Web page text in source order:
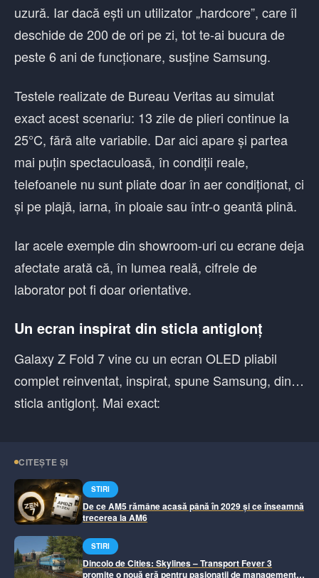
uzură. Iar dacă ești un utilizator „hardcore”, care îl
deschide de 200 de ori pe zi, tot te-ai bucura de
peste 6 ani de funcționare, susține Samsung.
Testele realizate de Bureau Veritas au simulat
exact acest scenariu: 13 zile de plieri continue la
25°C, fără alte variabile. Dar aici apare și partea
mai puțin spectaculoasă, în condiții reale,
telefoanele nu sunt pliate doar în aer condiționat, ci
și pe plajă, iarna, în ploaie sau într-o geantă plină.
Iar acele exemple din showroom-uri cu ecrane deja
afectate arată că, în lumea reală, cifrele de
laborator pot fi doar orientative.
Un ecran inspirat din sticla antiglonț
Galaxy Z Fold 7 vine cu un ecran OLED pliabil
complet reinventat, inspirat, spune Samsung, din…
sticla antiglonț. Mai exact:
CITEȘTE ȘI
STIRI
De ce AM5 rămâne acasă până în 2029 și ce înseamnă
trecerea la AM6
STIRI
Dincolo de Cities: Skylines – Transport Fever 3
promite o nouă eră pentru pasionații de management